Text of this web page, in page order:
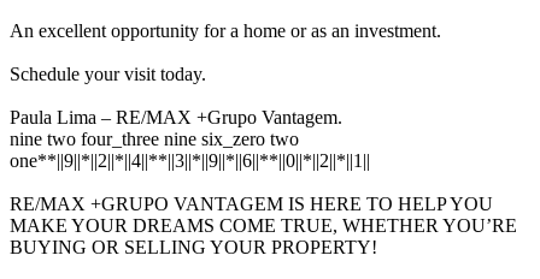
An excellent opportunity for a home or as an investment.
Schedule your visit today.
Paula Lima – RE/MAX +Grupo Vantagem.
nine two four_three nine six_zero two
one**||9||*||2||*||4||**||3||*||9||*||6||**||0||*||2||*||1||
RE/MAX +GRUPO VANTAGEM IS HERE TO HELP YOU
MAKE YOUR DREAMS COME TRUE, WHETHER YOU’RE
BUYING OR SELLING YOUR PROPERTY!